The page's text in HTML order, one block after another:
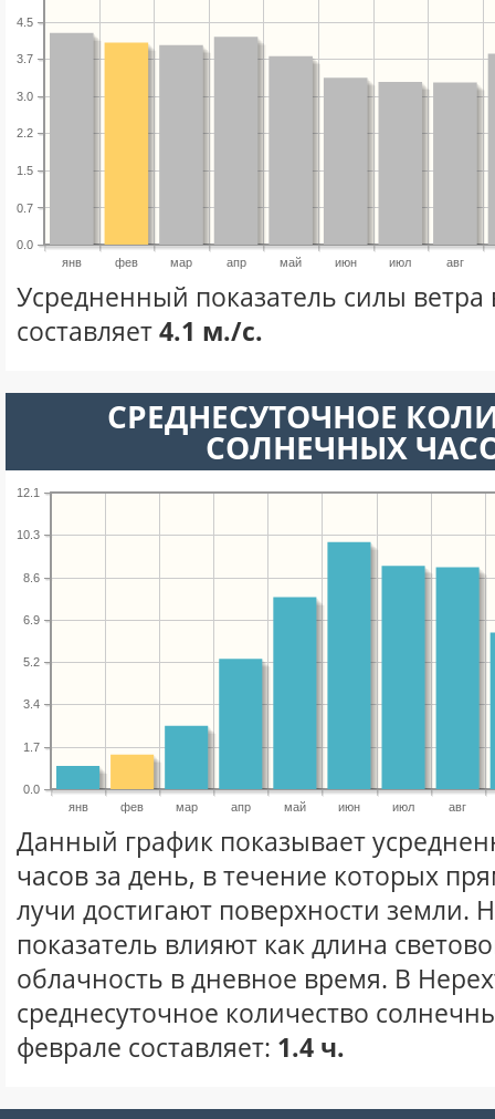
янв фев мар апр май июн июл авг
0.0
0.7
1.5
2.2
3.0
3.7
4.5
Усредненный показатель силы ветра
составляет4.1 м./с.
СРЕДНЕСУТОЧНОЕ
СОЛНЕЧНЫХ
янв фев мар апр май июн июл авг
0.0
1.7
3.4
5.2
6.9
8.6
10.3
12.1
Данный график показывает
часов за день, в течение которых
лучи достигают поверхности земли.
показатель влияют как длина
облачность в дневное время. В
среднесуточное количество
феврале составляет: 1.4 ч.